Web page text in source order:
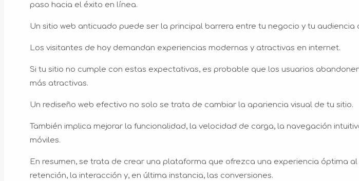
paso hacia el éxito en línea.
Un sitio web anticuado puede ser la principal barrera entre tu negocio y tu audiencia
Los visitantes de hoy demandan experiencias modernas y atractivas en internet.
Si tu sitio no cumple con estas expectativas, es probable que los usuarios
más atractivas.
Un rediseño web efectivo no solo se trata de cambiar la apariencia visual de tu sitio.
También implica mejorar la funcionalidad, la velocidad de carga, la navegación
móviles.
En resumen, se trata de crear una plataforma que ofrezca una experiencia óptima
retención, la interacción y, en última instancia, las conversiones.